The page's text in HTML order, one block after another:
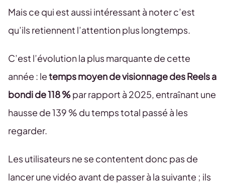
Mais ce qui est aussi intéressant à noter c’est
qu’ils retiennent l’attention plus longtemps.
C’est l’évolution la plus marquante de cette
année : letemps moyen de visionnage des Reels a
bondi de 118 %par rapport à 2025, entraînant une
hausse de 139 % du temps total passé à les
regarder.
Les utilisateurs ne se contentent donc pas de
lancer une vidéo avant de passer à la suivante ; ils